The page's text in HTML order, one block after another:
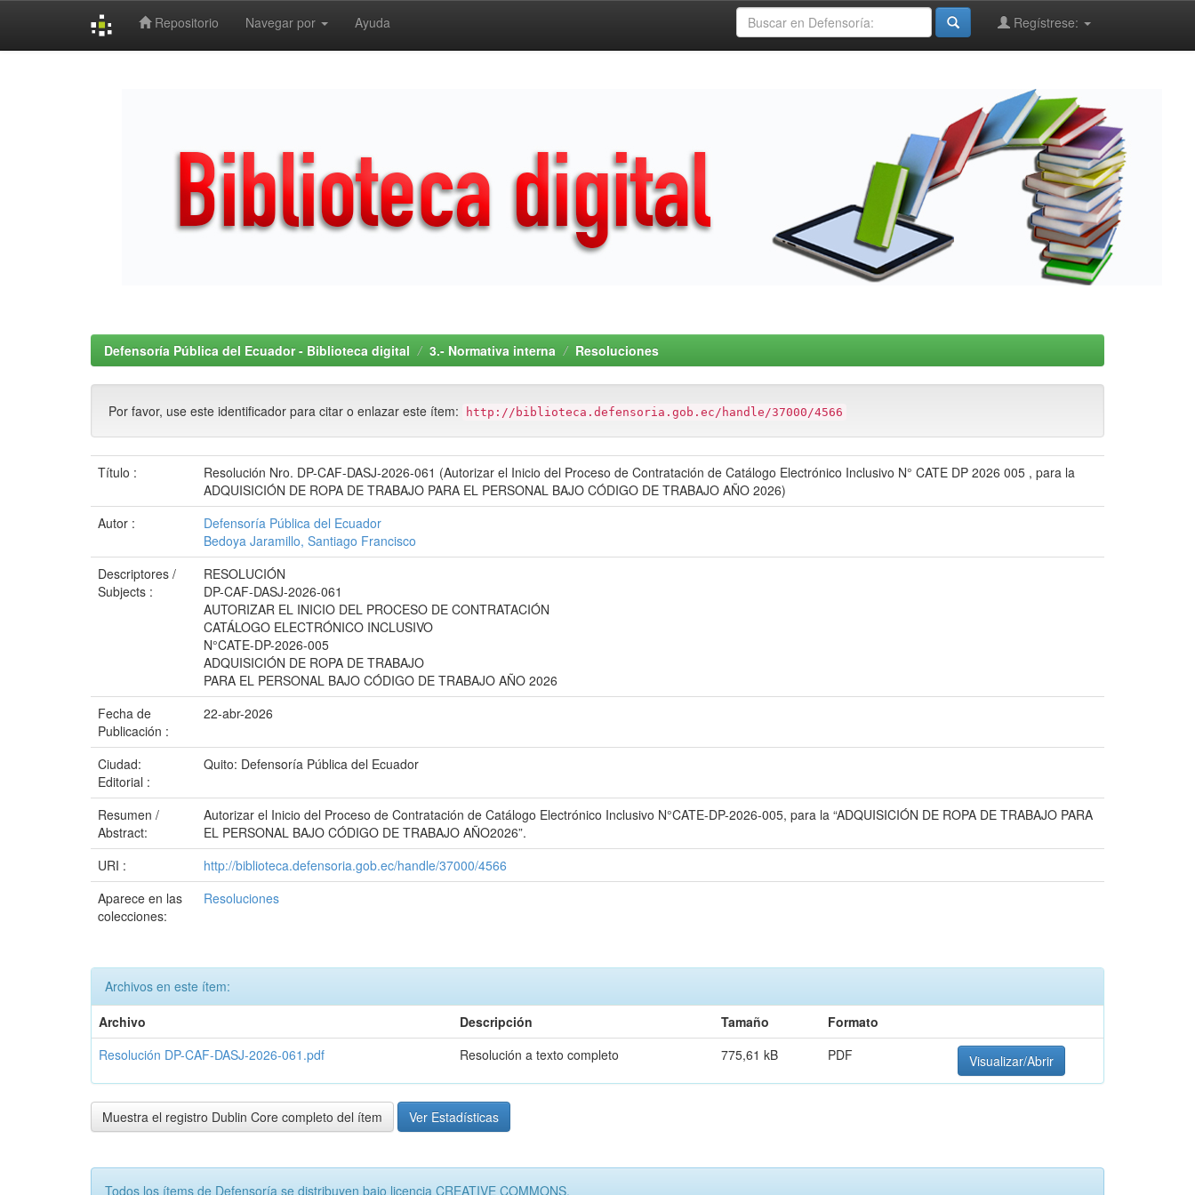
Repositorio Navegar por Ayuda Regístrese:
Defensoría Pública del Ecuador - Biblioteca digital 3.- Normativa interna Resoluciones
Por favor, use este identificador para citar o enlazar este ítem: http://biblioteca.defensoria.gob.ec/handle/37000/4566
Título :
Resolución Nro. DP-CAF-DASJ-2026-061 (Autorizar el Inicio del Proceso de Contratación de Catálogo Electrónico Inclusivo N° CATE DP 2026 005 , para la
ADQUISICIÓN DE ROPA DE TRABAJO PARA EL PERSONAL BAJO CÓDIGO DE TRABAJO AÑO 2026)
Autor :
Defensoría Pública del Ecuador
Bedoya Jaramillo, Santiago Francisco
Descriptores /
Subjects :
RESOLUCIÓN
DP-CAF-DASJ-2026-061
AUTORIZAR EL INICIO DEL PROCESO DE CONTRATACIÓN
CATÁLOGO ELECTRÓNICO INCLUSIVO
N°CATE-DP-2026-005
ADQUISICIÓN DE ROPA DE TRABAJO
PARA EL PERSONAL BAJO CÓDIGO DE TRABAJO AÑO 2026
Fecha de
Publicación :
22-abr-2026
Ciudad:
Editorial :
Quito: Defensoría Pública del Ecuador
Resumen /
Abstract:
Autorizar el Inicio del Proceso de Contratación de Catálogo Electrónico Inclusivo N°CATE-DP-2026-005, para la “ADQUISICIÓN DE ROPA DE TRABAJO PARA
EL PERSONAL BAJO CÓDIGO DE TRABAJO AÑO2026”.
URI :
http://biblioteca.defensoria.gob.ec/handle/37000/4566
Aparece en las
colecciones:
Resoluciones
Archivos en este ítem:
Archivo
Descripción Tamaño
Formato
Resolución DP-CAF-DASJ-2026-061.pdf
Resolución a texto completo 775,61 kB PDF Visualizar/Abrir
Muestra el registro Dublin Core completo del ítem Ver Estadísticas
Todos los ítems de Defensoría se distribuyen bajo licencia CREATIVE COMMONS.